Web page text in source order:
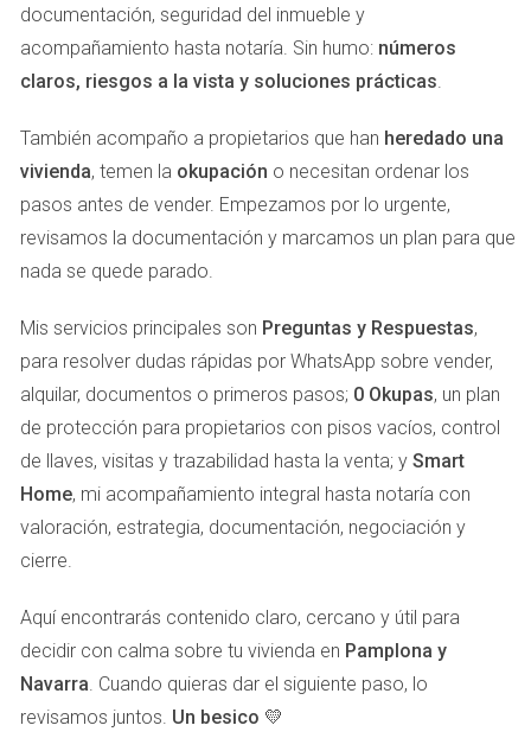
profesional que conozca el arte del home staging o la
fotografía inmobiliaria es la incapacidad para transmitir
emociones. Cada rincón de tu hogar tiene una historia que
conectan con los compradores. Un baño bien iluminado,
una cocina acogedora o una sala de estar con una
atmósfera cálida son solo algunos ejemplos de cómo las
imágenes pueden hacer que tu casa sea irresistible. Sin
embargo, si estas características se presentan en tomas
poco atractivas o en un ambiente desordenado, la
narrativa se pierde y los compradores no logran
imaginarse viviendo allí.
FRUSTRACIÓN DE NO RECIBIR
INTERÉS EN TU PROPIEDAD
La frustración de no ver interés en tu propiedad a menudo
entender por qué su hogar, que tiene tanto que ofrecer, no
capta la atención de los compradores. Es muy común
sentirse decepcionado incluso después de realizar
esfuerzos significativos por mostrar la casa. La
documentación, seguridad del inmueble y
acompañamiento hasta notaría. Sin humo: números
claros, riesgos a la vista y soluciones prácticas.
También acompaño a propietarios que han heredado una
vivienda, temen la okupación o necesitan ordenar los
pasos antes de vender. Empezamos por lo urgente,
revisamos la documentación y marcamos un plan para que
nada se quede parado.
Mis servicios principales son Preguntas y Respuestas,
para resolver dudas rápidas por WhatsApp sobre vender,
alquilar, documentos o primeros pasos; 0 Okupas, un plan
de protección para propietarios con pisos vacíos, control
de llaves, visitas y trazabilidad hasta la venta; y Smart
Home, mi acompañamiento integral hasta notaría con
valoración, estrategia, documentación, negociación y
cierre.
Aquí encontrarás contenido claro, cercano y útil para
decidir con calma sobre tu vivienda en Pamplona y
Navarra. Cuando quieras dar el siguiente paso, lo
revisamos juntos. Un besico 💛